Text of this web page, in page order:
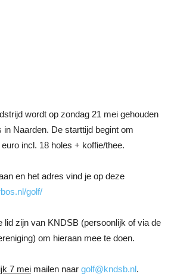
wordt op zondag 21 mei gehouden
in Naarden. De starttijd begint om
incl. 18 holes + koffie/thee.
en het adres vind je op deze
golf/
lid zijn van KNDSB (persoonlijk of via de
om hieraan mee te doen.
7 mei mailen naar golf@kndsb.nl.